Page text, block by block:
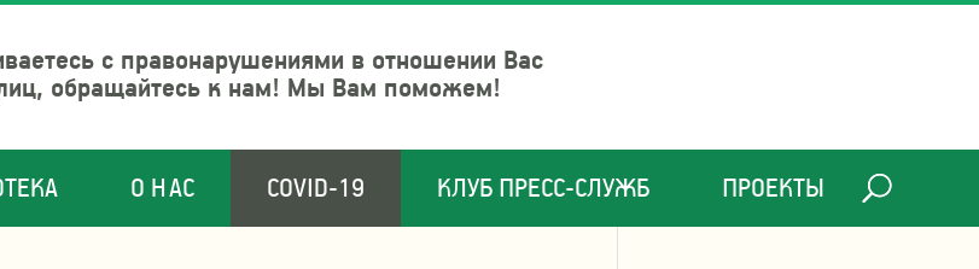
с правонарушениями в отношении Вас
обращайтесь к нам! Мы Вам поможем!
О НАС COVID-19 КЛУБ ПРЕСС-СЛУЖБ ПРОЕКТЫ